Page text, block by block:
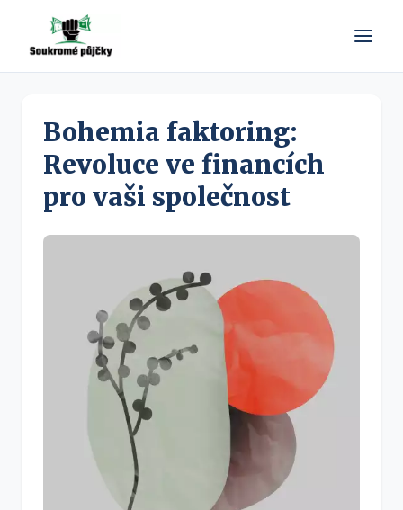
Bohemia faktoring:
Revoluce ve financích
pro vaši společnost